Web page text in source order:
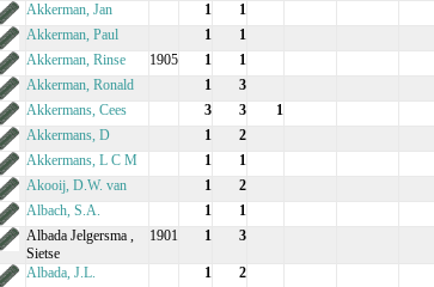
Akkerman, Jan
1 1
Akkerman, Paul
1 1
Akkerman, Rinse
1905 1 1
Akkerman, Ronald
1 3
Akkermans, Cees
3 3 1
Akkermans, D
1 2
Akkermans, L C M
1 1
Akooij, D.W. van
1 2
Albach, S.A.
1 1
Albada Jelgersma ,
Sietse
1901 1 3
Albada, J.L. 1 2